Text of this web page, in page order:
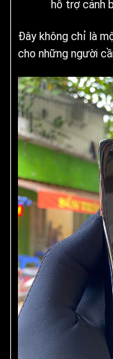
hỗ trợ cảnh
Đây không chỉ là
cho những người